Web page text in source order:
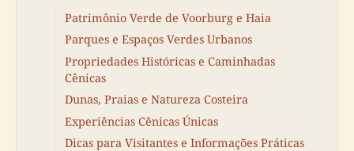
Patrimônio Verde de Voorburg e Haia
Parques e Espaços Verdes Urbanos
Propriedades Históricas e Caminhadas
Cênicas
Dunas, Praias e Natureza Costeira
Experiências Cênicas Únicas
Dicas para Visitantes e Informações Práticas